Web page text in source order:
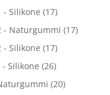
- Silikone (17)
- Naturgummi (17)
- Silikone (17)
- Silikone (26)
(20)